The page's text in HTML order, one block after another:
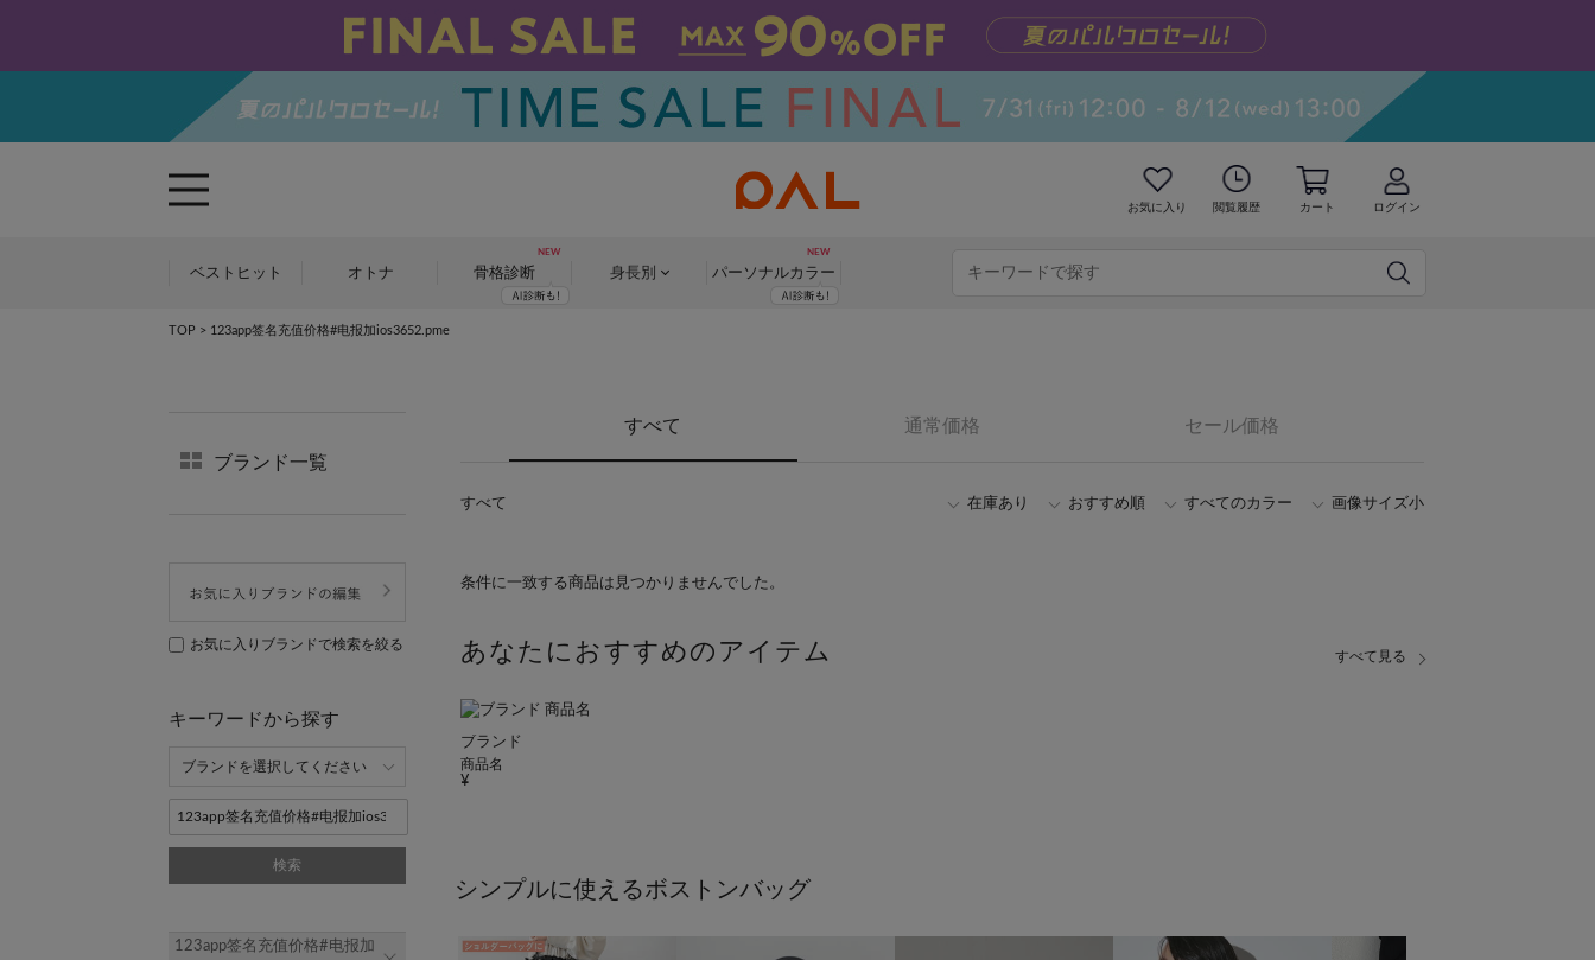
お気に入り 閲覧履歴 カート ログイン
ベストヒット オトナ 骨格診断 身長別 パーソナルカラー
TOP > 123app签名充值价格#电报加ios3652.pme
すべて 通常価格 セール価格
すべて 在庫あり おすすめ順 すべてのカラー 画像サイズ小
条件に一致する商品は見つかりませんでした。
あなたにおすすめのアイテム
ブランド
商品名
シンプルに使えるボストンバッグ
ブランド一覧
お気に入りブランドで検索を絞る
キーワードから探す
検索
123app签名充值价格#电报加